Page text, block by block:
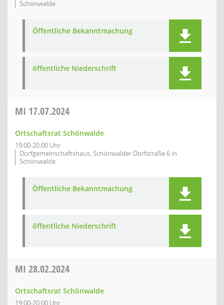
Schönwalde
Öffentliche Bekanntmachung
öffentliche Niederschrift
MI 17.07.2024
Ortschaftsrat Schönwalde
19:00-20:00 Uhr
Dorfgemeinschaftshaus, Schönwalder Dorfstraße 6 in
Schönwalde
Öffentliche Bekanntmachung
öffentliche Niederschrift
MI 28.02.2024
Ortschaftsrat Schönwalde
19:00-20:00 Uhr